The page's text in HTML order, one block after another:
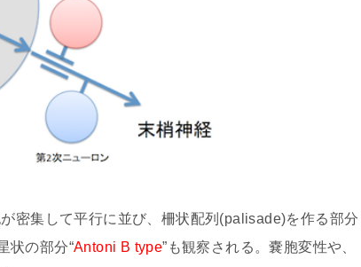
密集して平行に並び、柵状配列(palisade)を作る部分
状の部分“Antoni B type”も観察される。嚢胞変性や、